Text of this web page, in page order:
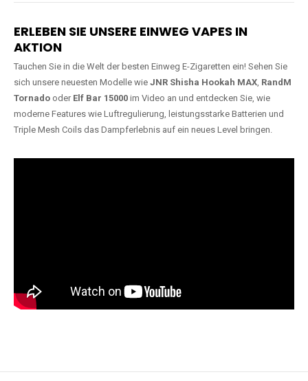
ERLEBEN SIE UNSERE EINWEG VAPES IN
AKTION
Tauchen Sie in die Welt der besten Einweg E-Zigaretten ein! Sehen Sie
sich unsere neuesten Modelle wie JNR Shisha Hookah MAX, RandM
Tornado oder Elf Bar 15000 im Video an und entdecken Sie, wie
moderne Features wie Luftregulierung, leistungsstarke Batterien und
Triple Mesh Coils das Dampferlebnis auf ein neues Level bringen.